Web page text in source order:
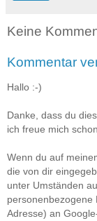
Keine
Kommentar
Hallo :-)
Danke, dass du
ich freue mich
Wenn du auf
die von dir
unter Umständen
personenbezogene
Adresse) an